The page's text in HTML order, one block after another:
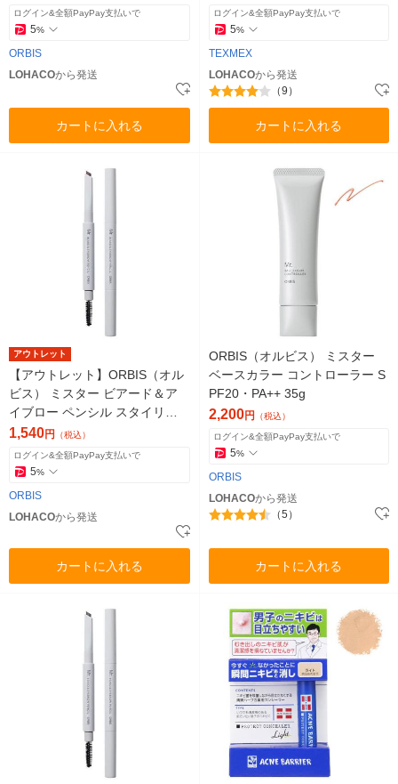
ログイン&全額PayPay支払いで
5%
ORBIS
LOHACOから発送
カートに入れる
ログイン&全額PayPay支払いで
5%
TEXMEX
LOHACOから発送
（9）
カートに入れる
アウトレット
【アウトレット】ORBIS（オル
ビス） ミスター ビアード＆ア
イブロー ペンシル スタイリッ
シュブラウン（男性用アイブロ
ウ）
1,540円 （税込）
ログイン&全額PayPay支払いで
5%
ORBIS
LOHACOから発送
カートに入れる
ORBIS（オルビス） ミスター
ベースカラー コントローラー S
PF20・PA++ 35g
2,200円 （税込）
ログイン&全額PayPay支払いで
5%
ORBIS
LOHACOから発送
（5）
カートに入れる